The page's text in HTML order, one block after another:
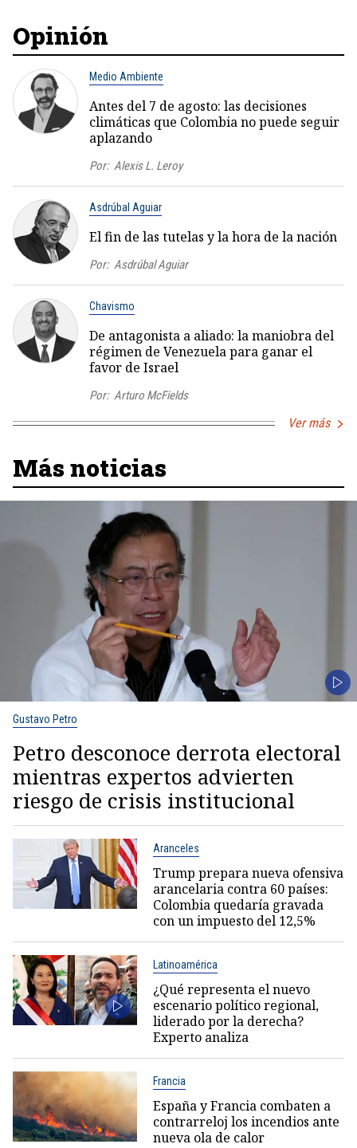
Opinión
Medio Ambiente
Antes del 7 de agosto: las decisiones
climáticas que Colombia no puede seguir
aplazando
Por: Alexis L. Leroy
Asdrúbal Aguiar
El fin de las tutelas y la hora de la nación
Por: Asdrúbal Aguiar
Chavismo
De antagonista a aliado: la maniobra del
régimen de Venezuela para ganar el
favor de Israel
Por: Arturo McFields
Ver más
Más noticias
Gustavo Petro
Petro desconoce derrota electoral
mientras expertos advierten
riesgo de crisis institucional
Aranceles
Trump prepara nueva ofensiva
arancelaria contra 60 países:
Colombia quedaría gravada
con un impuesto del 12,5%
Latinoamérica
¿Qué representa el nuevo
escenario político regional,
liderado por la derecha?
Experto analiza
Francia
España y Francia combaten a
contrarreloj los incendios ante
nueva ola de calor